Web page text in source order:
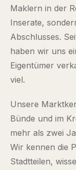
Maklern in der
Inserate,
Abschlusses.
haben wir uns
Eigentümer
viel.
Unsere
Bünde und im
mehr als zwei
Wir kennen die
Stadtteilen,